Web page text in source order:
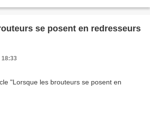
se posent en redresseurs
18:33